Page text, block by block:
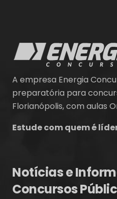
A empresa Energia
preparatória para
Florianópolis, com aulas
Estude com quem é
Notícias e
Concursos